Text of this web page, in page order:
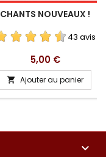
CHANTS NOUVEAUX !
43 avis
Prix
5,00 €
 Ajouter au panier
